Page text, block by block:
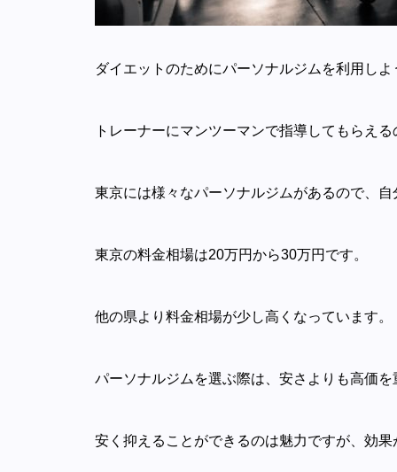
ダイエットのためにパーソナルジムを利用し
トレーナーにマンツーマンで指導してもらえ
東京には様々なパーソナルジムがあるので、
東京の料金相場は20万円から30万円です。
他の県より料金相場が少し高くなっています。
パーソナルジムを選ぶ際は、安さよりも高価
安く抑えることができるのは魅力ですが、効